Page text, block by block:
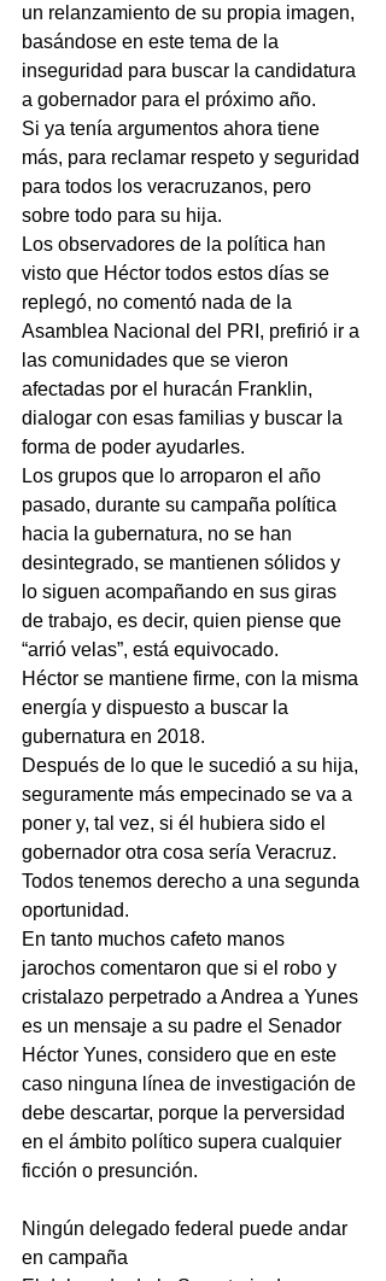
un relanzamiento de su propia imagen,
basándose en este tema de la
inseguridad para buscar la candidatura
a gobernador para el próximo año.
Si ya tenía argumentos ahora tiene
más, para reclamar respeto y seguridad
para todos los veracruzanos, pero
sobre todo para su hija.
Los observadores de la política han
visto que Héctor todos estos días se
replegó, no comentó nada de la
Asamblea Nacional del PRI, prefirió ir a
las comunidades que se vieron
afectadas por el huracán Franklin,
dialogar con esas familias y buscar la
forma de poder ayudarles.
Los grupos que lo arroparon el año
pasado, durante su campaña política
hacia la gubernatura, no se han
desintegrado, se mantienen sólidos y
lo siguen acompañando en sus giras
de trabajo, es decir, quien piense que
“arrió velas”, está equivocado.
Héctor se mantiene firme, con la misma
energía y dispuesto a buscar la
gubernatura en 2018.
Después de lo que le sucedió a su hija,
seguramente más empecinado se va a
poner y, tal vez, si él hubiera sido el
gobernador otra cosa sería Veracruz.
Todos tenemos derecho a una segunda
oportunidad.
En tanto muchos cafeto manos
jarochos comentaron que si el robo y
cristalazo perpetrado a Andrea a Yunes
es un mensaje a su padre el Senador
Héctor Yunes, considero que en este
caso ninguna línea de investigación de
debe descartar, porque la perversidad
en el ámbito político supera cualquier
ficción o presunción.
Ningún delegado federal puede andar
en campaña